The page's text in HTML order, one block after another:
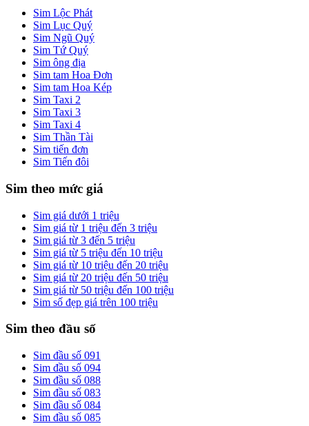
Sim Lộc Phát
Sim Lục Quý
Sim Ngũ Quý
Sim Tứ Quý
Sim ông địa
Sim tam Hoa Đơn
Sim tam Hoa Kép
Sim Taxi 2
Sim Taxi 3
Sim Taxi 4
Sim Thần Tài
Sim tiến đơn
Sim Tiến đôi
Sim theo mức giá
Sim giá dưới 1 triệu
Sim giá từ 1 triệu đến 3 triệu
Sim giá từ 3 đến 5 triệu
Sim giá từ 5 triệu đến 10 triệu
Sim giá từ 10 triệu đến 20 triệu
Sim giá từ 20 triệu đến 50 triệu
Sim giá từ 50 triệu đến 100 triệu
Sim số đẹp giá trên 100 triệu
Sim theo đầu số
Sim đầu số 091
Sim đầu số 094
Sim đầu số 088
Sim đầu số 083
Sim đầu số 084
Sim đầu số 085